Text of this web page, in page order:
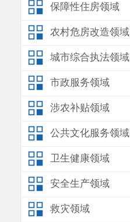
保障性住房领域
农村危房改造领域
城市综合执法领域
市政服务领域
涉农补贴领域
公共文化服务领域
卫生健康领域
安全生产领域
救灾领域